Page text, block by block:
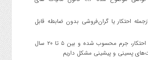
احتکار یا گران‌فروشی بدون ضابطه قابل
گران‌فروشی و احتکار، جرم محسوب شده و بین ۵ تا ۲۰ سال
پسینی و پیشینی مشکل داریم